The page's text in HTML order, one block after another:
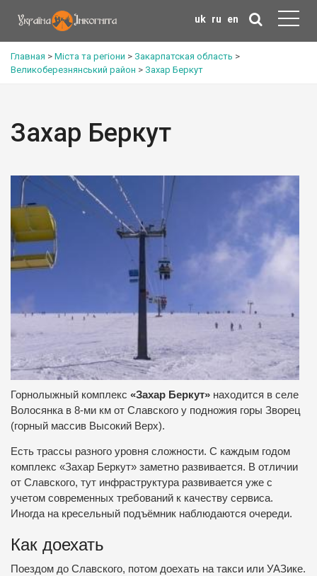
uk ru en
Главная > Міста та регіони > Закарпатская область >
Великоберезнянський район > Захар Беркут
Захар Беркут
Горнолыжный комплекс «Захар Беркут» находится в селе
Волосянка в 8-ми км от Славского у подножия горы Зворец
(горный массив Высокий Верх).
Есть трассы разного уровня сложности. С каждым годом
комплекс «Захар Беркут» заметно развивается. В отличии
от Славского, тут инфраструктура развивается уже с
учетом современных требований к качеству сервиса.
Иногда на кресельный подъёмник наблюдаются очереди.
Как доехать
Поездом до Славского, потом доехать на такси или УАЗике.